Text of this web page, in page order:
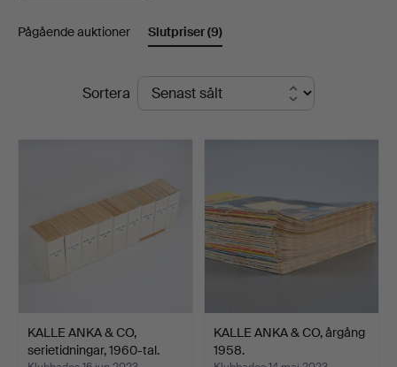
Auktionsverk
Pågående auktioner Slutpriser(9)
SlutpriserSortera
KALLE ANKA & CO,
serietidningar, 1960-tal.
KALLE ANKA & CO, årgång
1958.